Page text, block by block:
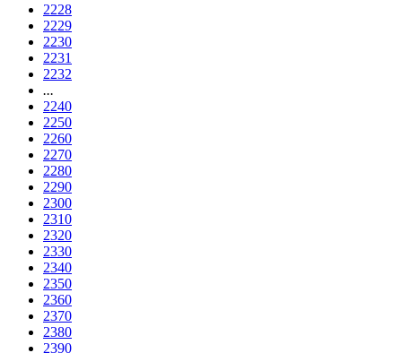
2228
2229
2230
2231
2232
...
2240
2250
2260
2270
2280
2290
2300
2310
2320
2330
2340
2350
2360
2370
2380
2390